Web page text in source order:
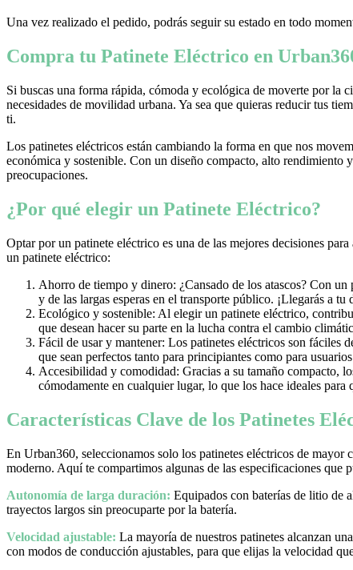
Una vez realizado el pedido, podrás seguir su estado en todo
Compra tu Patinete Eléctrico en
Si buscas una forma rápida, cómoda y ecológica de moverte por la
necesidades de movilidad urbana. Ya sea que quieras reducir tus
ti.
Los patinetes eléctricos están cambiando la forma en que nos
económica y sostenible. Con un diseño compacto, alto rendimiento
preocupaciones.
¿Por qué elegir un Patinete Eléctrico?
Optar por un patinete eléctrico es una de las mejores decisiones
un patinete eléctrico:
Ahorro de tiempo y dinero: ¿Cansado de los atascos? Con
y de las largas esperas en el transporte público. ¡Llegarás a
Ecológico y sostenible: Al elegir un patinete eléctrico,
que desean hacer su parte en la lucha contra el cambio
Fácil de usar y mantener: Los patinetes eléctricos son fáciles
que sean perfectos tanto para principiantes como para
Accesibilidad y comodidad: Gracias a su tamaño compacto,
cómodamente en cualquier lugar, lo que los hace ideales
Características Clave de los Patinetes
En Urban360, seleccionamos solo los patinetes eléctricos de mayor
moderno. Aquí te compartimos algunas de las especificaciones que
Autonomía de larga duración: Equipados con baterías de litio de
trayectos largos sin preocuparte por la batería.
Velocidad ajustable: La mayoría de nuestros patinetes alcanzan
con modos de conducción ajustables, para que elijas la velocidad